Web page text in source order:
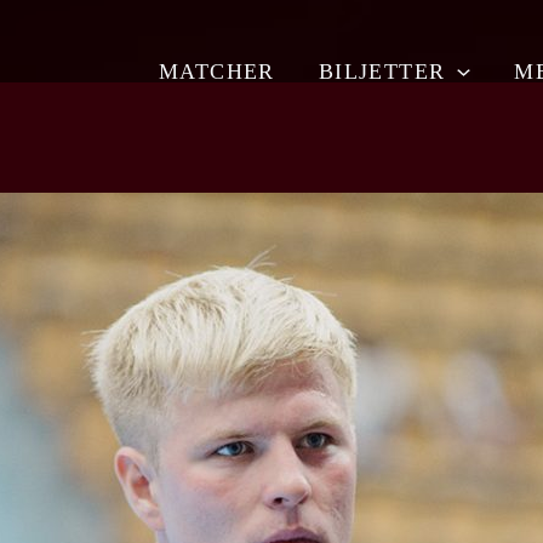
MATCHER BILJETTER